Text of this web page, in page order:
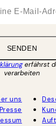
SENDEN
erfährst
verarbeiten
uns
Presse